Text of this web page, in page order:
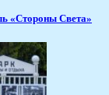
«Стороны Света»